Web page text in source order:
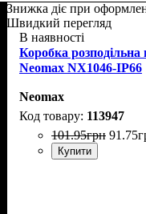
Знижка діє при
Швидкий перегляд
В наявності
Коробка розподільна
Neomax NX1046-IP66
Neomax
113947
101.95грн 91 .75
Купити